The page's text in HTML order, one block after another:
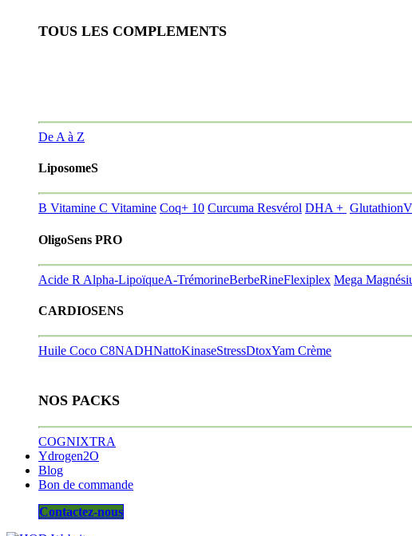
TOUS LES COMPLEMENTS
De A à Z
LiposomeS
B Vitamine C Vitamine Coq+ 10 Curcuma Resvérol DHA + Glutathion
OligoSens PRO
Acide R Alpha-LipoïqueA-TrémorineBerbeRineFlexiplex Mega
CARDIOSENS
Huile Coco C8NADHNattoKinaseStressDtoxYam Crème
NOS PACKS
COGNIXTRA
Ydrogen2O
Blog
Bon de commande
Contactez-nous